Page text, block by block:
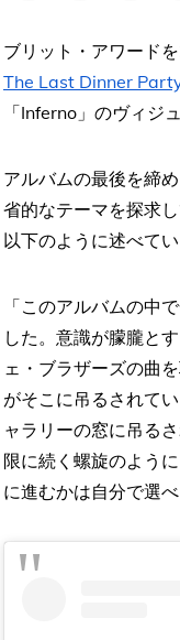
ブリット・アワード
The Last Dinner
「Inferno」のヴィジ
アルバムの最後を締
省的なテーマを探求
以下のように述べてい
「このアルバムの中
した。意識が朦朧と
ェ・ブラザーズの曲
がそこに吊るされて
ャラリーの窓に吊る
限に続く螺旋のよう
に進むかは自分で選